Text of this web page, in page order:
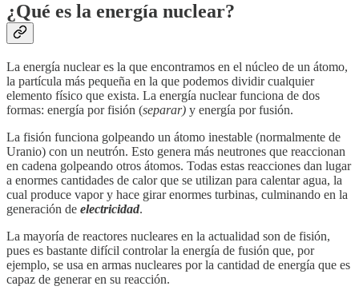
¿Qué es la energía nuclear?
La energía nuclear es la que encontramos en el núcleo de un átomo,
la partícula más pequeña en la que podemos dividir cualquier
elemento físico que exista. La energía nuclear funciona de dos
formas: energía por fisión (separar) y energía por fusión.
La fisión funciona golpeando un átomo inestable (normalmente de
Uranio) con un neutrón. Esto genera más neutrones que reaccionan
en cadena golpeando otros átomos. Todas estas reacciones dan lugar
a enormes cantidades de calor que se utilizan para calentar agua, la
cual produce vapor y hace girar enormes turbinas, culminando en la
generación de electricidad.
La mayoría de reactores nucleares en la actualidad son de fisión,
pues es bastante difícil controlar la energía de fusión que, por
ejemplo, se usa en armas nucleares por la cantidad de energía que es
capaz de generar en su reacción.